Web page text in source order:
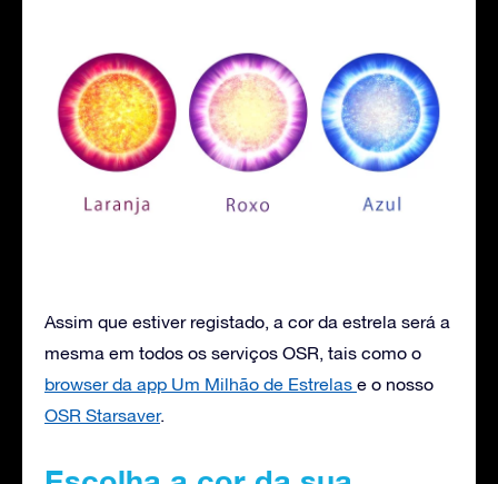
Assim que estiver registado, a cor da estrela será a
mesma em todos os serviços OSR, tais como o
browser da app Um Milhão de Estrelas e o nosso
OSR Starsaver.